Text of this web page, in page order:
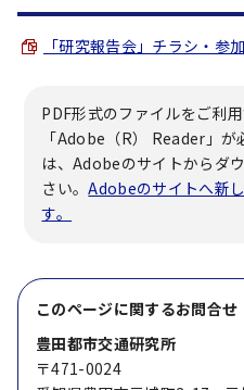
「研究報告会」チラシ・参
PDF形式のファイルをご利用
「Adobe（R） Reader」
は、Adobeのサイトからダ
さい。Adobeのサイトへ新
す。
このページに関するお問合せ
豊田都市交通研究所
〒471-0024